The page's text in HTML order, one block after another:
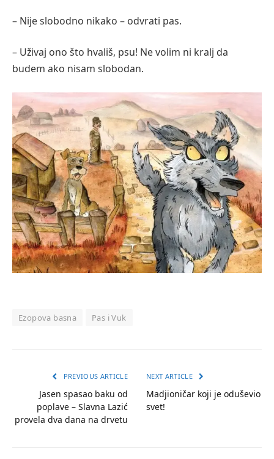
– Nije slobodno nikako – odvrati pas.
– Uživaj ono što hvališ, psu! Ne volim ni kralj da
budem ako nisam slobodan.
Ezopova basna Pas i Vuk
PREVIOUS ARTICLE
Jasen spasao baku od
poplave – Slavna Lazić
provela dva dana na drvetu
NEXT ARTICLE
Madjioničar koji je oduševio
svet!